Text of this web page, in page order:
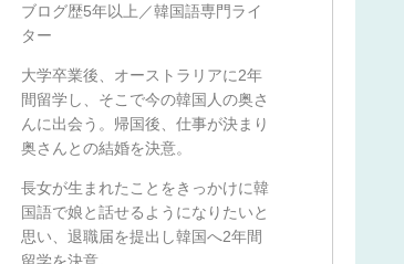
ブログ歴5年以上／韓国語専門ライ
ター
大学卒業後、オーストラリアに2年
間留学し、そこで今の韓国人の奥さ
んに出会う。帰国後、仕事が決まり
奥さんとの結婚を決意。
長女が生まれたことをきっかけに韓
国語で娘と話せるようになりたいと
思い、退職届を提出し韓国へ2年間